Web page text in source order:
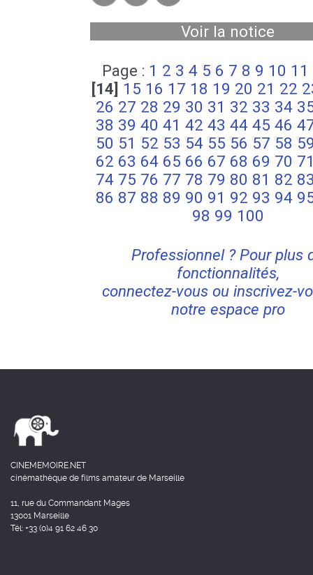
Voir la notice
Page : 1 2 3 4 5 6 7 8 9 10 11
[14] 15 16 17 18 19 20 21 22
26 27 28 29 30 31 32 33 34
38 39 40 41 42 43 44 45 46
50 51 52 53 54 55 56 57 58
62 63 64 65 66 67 68 69 70
74 75 76 77 78 79 80 81 82
86 87 88 89 90 91 92 93 94
98 99 100
Professionnel ? Pour plus
fonctionnalités,
connectez-vous ou inscrivez-
notre espace pro
CINEMEMOIRE.NET
cinémathèque de films amateur de Marseille
11, rue du Commandant Mages
13001 Marseille
Tél: +33 (0)4 91 62 46 30